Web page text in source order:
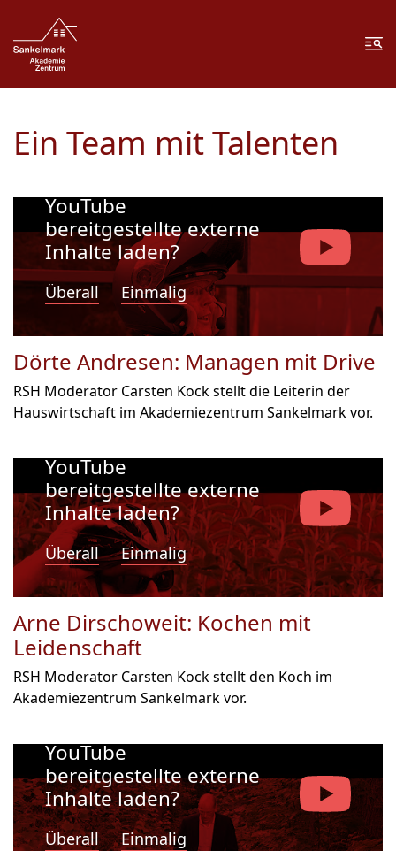
Zum Inhalt springen
Zur Fußzeile springen
Ein Team mit Talenten
YouTube
bereitgestellte externe
Inhalte laden?
Überall Einmalig
Dörte Andresen: Managen mit Drive
RSH Moderator Carsten Kock stellt die Leiterin der
Hauswirtschaft im Akademiezentrum Sankelmark vor.
YouTube
bereitgestellte externe
Inhalte laden?
Überall Einmalig
Arne Dirschoweit: Kochen mit
Leidenschaft
RSH Moderator Carsten Kock stellt den Koch im
Akademiezentrum Sankelmark vor.
YouTube
bereitgestellte externe
Inhalte laden?
Überall Einmalig